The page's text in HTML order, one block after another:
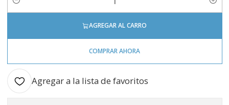
Cantidad
AGREGAR AL CARRO
COMPRAR AHORA
Agregar a la lista de favoritos